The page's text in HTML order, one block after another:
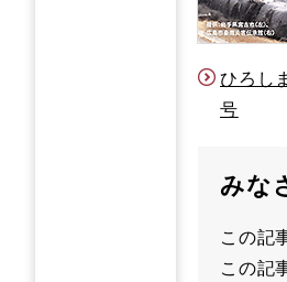
ひろし
号
みな
満
足
この記
容
この記